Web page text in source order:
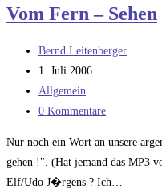
Vom Fern – Sehen
Beitrags-
Autor:
Bernd Leitenberger
Beitrag
veröffentlicht:
1. Juli 2006
Beitrags-
Kategorie:
Allgemein
Beitrags-
0 Kommentare
Nur noch ein Wort an unsere
gehen !". (Hat jemand das MP3
Elf/Udo J�rgens ? Ich…